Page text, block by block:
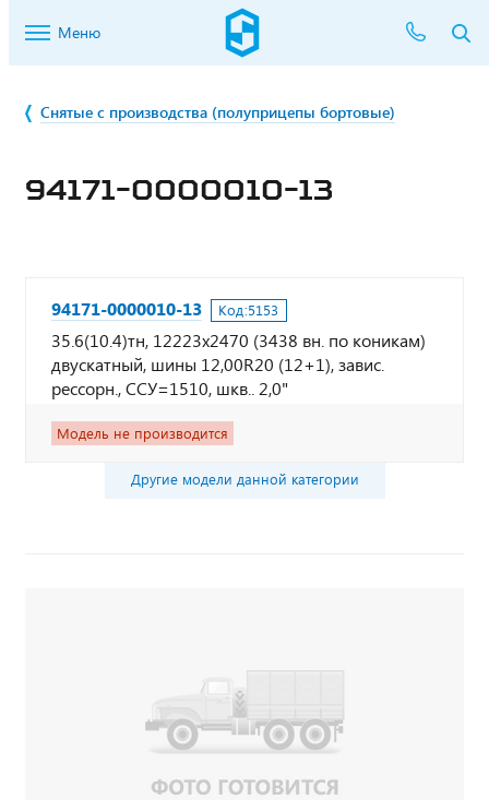
Меню
Снятые с производства (полуприцепы бортовые)
94171-0000010-13
94171-0000010-13 Код:5153
35.6(10.4)тн, 12223х2470 (3438 вн. по коникам)
двускатный, шины 12,00R20 (12+1), завис.
рессорн., ССУ=1510, шкв.. 2,0"
Модель не производится
Другие модели данной категории